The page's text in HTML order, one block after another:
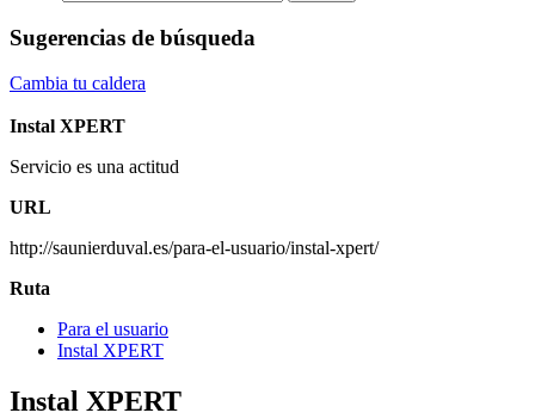
Sugerencias de búsqueda
Cambia tu caldera
Instal XPERT
Servicio es una actitud
URL
http://saunierduval.es/para-el-usuario/instal-xpert/
Ruta
Para el usuario
Instal XPERT
Instal XPERT